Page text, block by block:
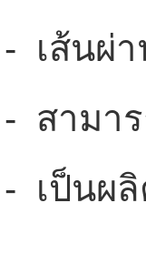
- เส้นผ่
- สามาร
- เป็นผ